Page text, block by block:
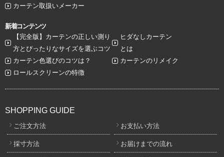
カーテン取扱いメーカー
新着コンテンツ
【完全版】カーテンの正しい測り
方とぴったりなサイズを選ぶコツ
ヒダなしカーテン
とは
カーテン色選びのコツは？
カーテンのリメイク
ロールスクリーンの特徴
SHOPPING GUIDE
ご注文方法 お支払い方法
採寸方法 お届けまでの流れ